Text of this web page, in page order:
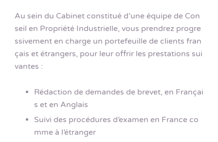
Au sein du Cabinet constitué d’une équipe de Con
seil en Propriété Industrielle, vous prendrez progre
ssivement en charge un portefeuille de clients fran
çais et étrangers, pour leur offrir les prestations sui
vantes :
Rédaction de demandes de brevet, en Françai
s et en Anglais
Suivi des procédures d’examen en France co
mme à l’étranger